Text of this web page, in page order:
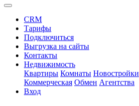
CRM
Тарифы
Подключиться
Выгрузка на сайты
Контакты
Недвижимость
Квартиры Комнаты Новостройки
Коммерческая Обмен Агентства
Вход